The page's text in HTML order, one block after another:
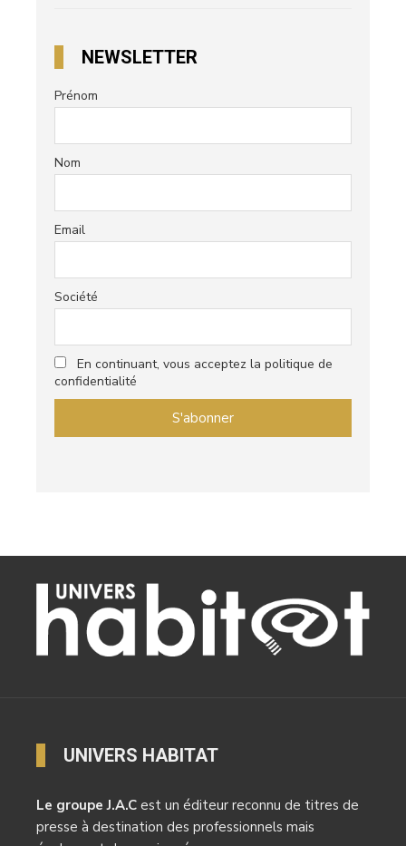
NEWSLETTER
Prénom
Nom
Email
Société
En continuant, vous acceptez la politique de
confidentialité
UNIVERS HABITAT
Le groupe J.A.C est un éditeur reconnu de titres de
presse à destination des professionnels mais